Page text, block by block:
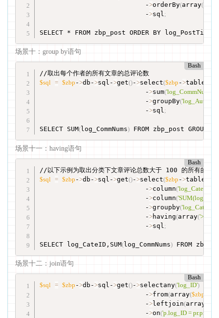
                           -
>orderBy(array(
                           -
>sql ;
SELECT * FROM zbp_post ORDER BY log_PostTime
场景十：group by语句
Bash
$sql = $zbp ->db->sql->get()->select($zbp ->table
                           -
>sum('log_CommNums'
                           -
>groupBy(
                           -
>sql;
SELECT SUM(log_CommNums) FROM zbp_post GROUP
场景十一：having语句
Bash
$sql = $zbp ->db->sql->get()->select($zbp ->table
                           -
>column('log_CateID'
                           -
>column(
                           -
>groupby('log_CateID'
                           -
>having(array('>'
                           -
>sql ;
SELECT log_CateID,SUM(log_CommNums) FROM
场景十二：join语句
Bash
$sql = $zbp ->db->sql->get()->selectany('log_ID')
                           -
>from(array($zbp
                           -
>leftjoin(array
                           -
>on('p.log_ID =